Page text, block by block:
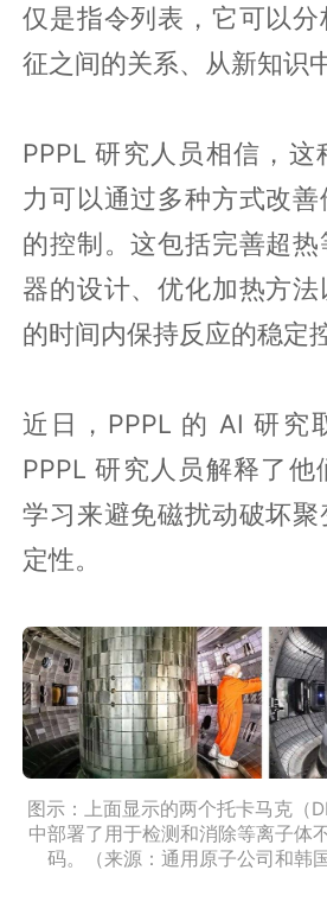
仅是指令列表，它可以
征之间的关系、从新知识
PPPL 研究人员相信，
力可以通过多种方式改
的控制。这包括完善超
器的设计、优化加热方
的时间内保持反应的稳定
近日，PPPL 的 AI 研究
PPPL 研究人员解释了
学习来避免磁扰动破坏
定性。
图示：上面显示的两个托卡马克（
中部署了用于检测和消除等离子体
码。（来源：通用原子公司和韩